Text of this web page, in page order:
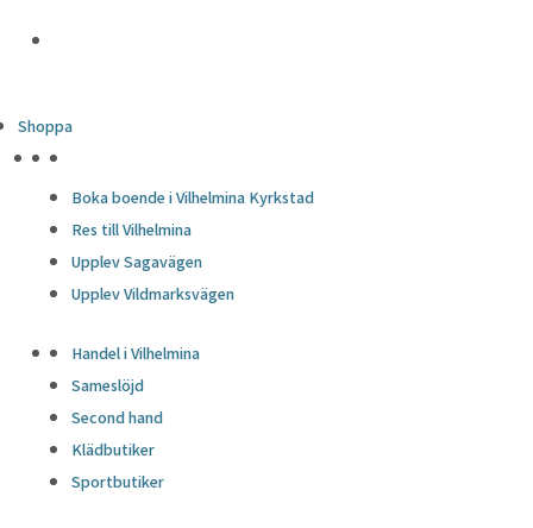
Shoppa
Boka boende i Vilhelmina Kyrkstad
Res till Vilhelmina
Upplev Sagavägen
Upplev Vildmarksvägen
Handel i Vilhelmina
Sameslöjd
Second hand
Klädbutiker
Sportbutiker